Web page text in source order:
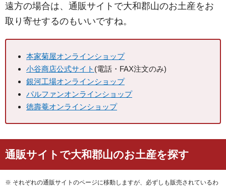
遠方の場合は、通販サイトで大和郡山のお土産をお
取り寄せするのもいいですね。
本家菊屋オンラインショップ
小谷商店公式サイト (電話・FAX注文のみ)
銀河工場オンラインショップ
パルファンオンラインショップ
徳壽菴オンラインショップ
通販サイトで大和郡山のお土産を探す
※ それぞれの通販サイトのページに移動しますが、必ずしも販売されているわ